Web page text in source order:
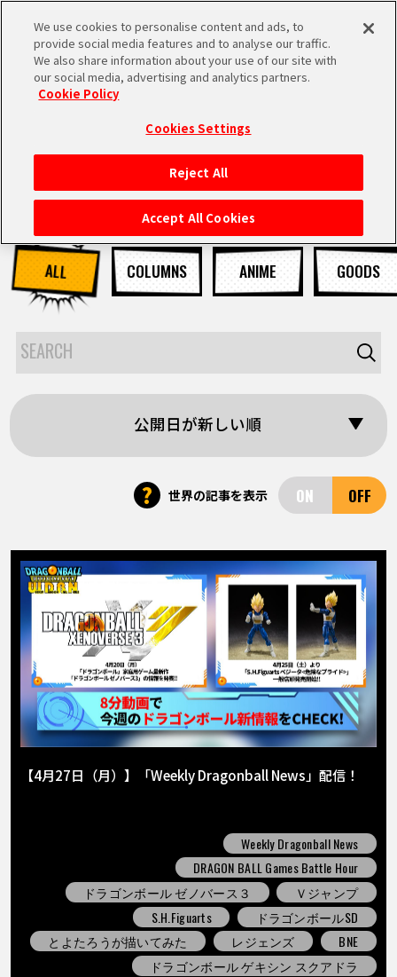
MEN
HOME
NEWS
RANKING
MOVIE
ABOUT
JP
EN FR DE ES
NEWS
ALL COLUMNS ANIME GOODS
公開日が新しい順
? 世界の記事を表示
【4月27日（月）】「Weekly Dragonball News」配信！
Weekly Dragonball News
DRAGON BALL Games Battle Hour
ドラゴンボール ゼノバース３
Ｖジャンプ
S.H.Figuarts
ドラゴンボールSD
とよたろうが描いてみた
レジェンズ
BNE
ドラゴンボール ゲキシン スクアドラ
We use cookies to personalise content and ads, to
provide social media features and to analyse our traffic.
We also share information about your use of our site with
our social media, advertising and analytics partners.
Cookie Policy
Cookies Settings
Reject All
Accept All Cookies